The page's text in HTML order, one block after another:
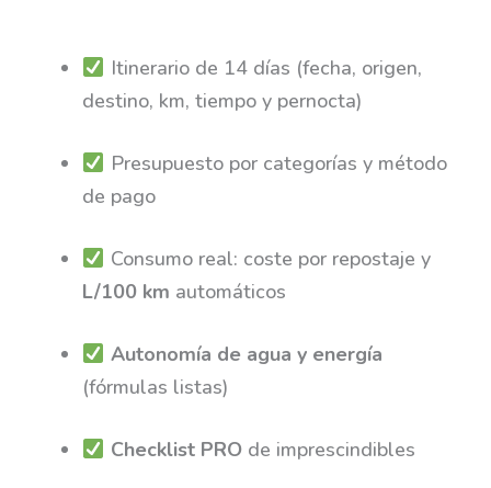
Itinerario de 14 días (fecha, origen,
destino, km, tiempo y pernocta)
Presupuesto por categorías y método
de pago
Consumo real: coste por repostaje y
L/100 km automáticos
Autonomía de agua y energía
(fórmulas listas)
Checklist PROde imprescindibles